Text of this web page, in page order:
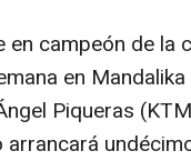
campeón de la
en
Piqueras